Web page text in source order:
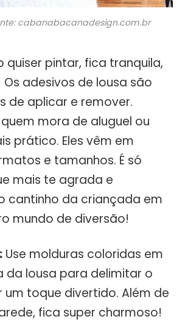
cabanabacanadesign.com.br
quiser pintar, fica tranquila,
adesivos de lousa são
de aplicar e remover.
mora de aluguel ou
prático. Eles vêm em
e tamanhos. É só
mais te agrada e
cantinho da criançada em
mundo de diversão!
Use molduras coloridas em
da lousa para delimitar o
um toque divertido. Além de
fica super charmoso!